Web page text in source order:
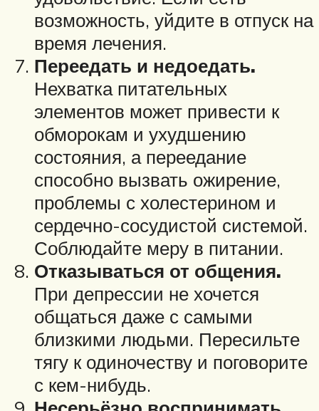
возможность, уйдите в отпуск на
время лечения.
Переедать и недоедать.
Нехватка питательных
элементов может привести к
обморокам и ухудшению
состояния, а переедание
способно вызвать ожирение,
проблемы с холестерином и
сердечно-сосудистой системой.
Соблюдайте меру в питании.
Отказываться от общения.
При депрессии не хочется
общаться даже с самыми
близкими людьми. Пересильте
тягу к одиночеству и поговорите
с кем-нибудь.